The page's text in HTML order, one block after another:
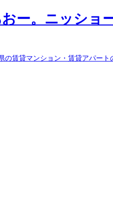
の賃貸マンション・賃貸アパート